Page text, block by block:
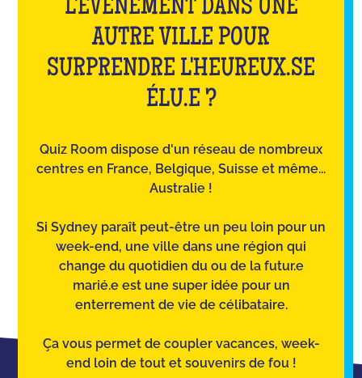
L'ÉVÉNEMENT DANS UNE
AUTRE VILLE POUR
SURPRENDRE L'HEUREUX.SE
ÉLU.E ?
Quiz Room dispose d'un réseau de nombreux
centres en France, Belgique, Suisse et même...
Australie !
Si Sydney paraît peut-être un peu loin pour un
week-end, une ville dans une région qui
change du quotidien du ou de la futur.e
marié.e est une super idée pour un
enterrement de vie de célibataire.
Ça vous permet de coupler vacances, week-
end loin de tout et souvenirs de fou !